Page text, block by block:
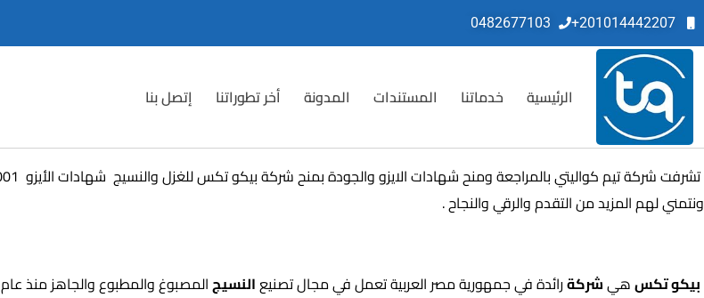
201014442207+
0482677103
الرئيسية خدماتنا المستندات المدونة أخر تطوراتنا إتصل بنا
ونتمني لهم المزيد من التقدم والرقي والنجاح .
بيكو تكسهيشركةرائدة في جمهورية مصر العربية تعمل في مجال تصنيعالنسيجالمصبوغ والمطبوع والجاهز منذ عام 2017.وتلتزم الشركة بتوريد العملاء بالمنتجات والخدمات عالية الجودة.